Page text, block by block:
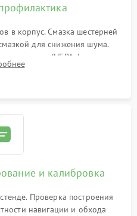
в корпус. Смазка шестерней
для снижения шума.
(HEPA-фильтров,
фиксация разъемов и
и калибровка
Проверка построения
навигации и обхода